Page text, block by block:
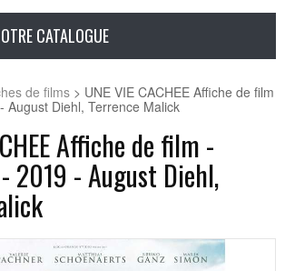
CATALOGUE
de films > UNE VIE CACHEE Affiche de film
August Diehl, Terrence Malick
Affiche de film -
2019 - August Diehl,